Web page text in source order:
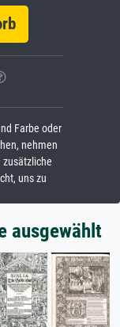
Farbe oder
nehmen
uns zu
ausgewählt